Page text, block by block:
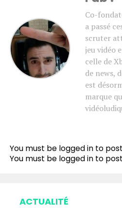
Co-
a passé
scruter
jeu vidéo
celle de
de news,
est
marque
You must be logged in to
You must be logged in to
ACTUALITÉ